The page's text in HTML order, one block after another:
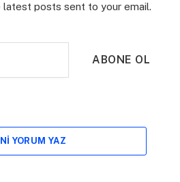
posts sent to your email.
ABONE OL
YORUM YAZ